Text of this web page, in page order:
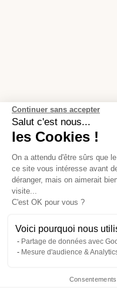
Continuer sans accepter
Salut c'est nous...
les Cookies !
On a attendu d'être sûrs que
ce site vous intéresse avant
déranger, mais on aimerait
visite...
C'est OK pour vous ?
Voici pourquoi nous
Partage de données avec
Mesure d'audience &